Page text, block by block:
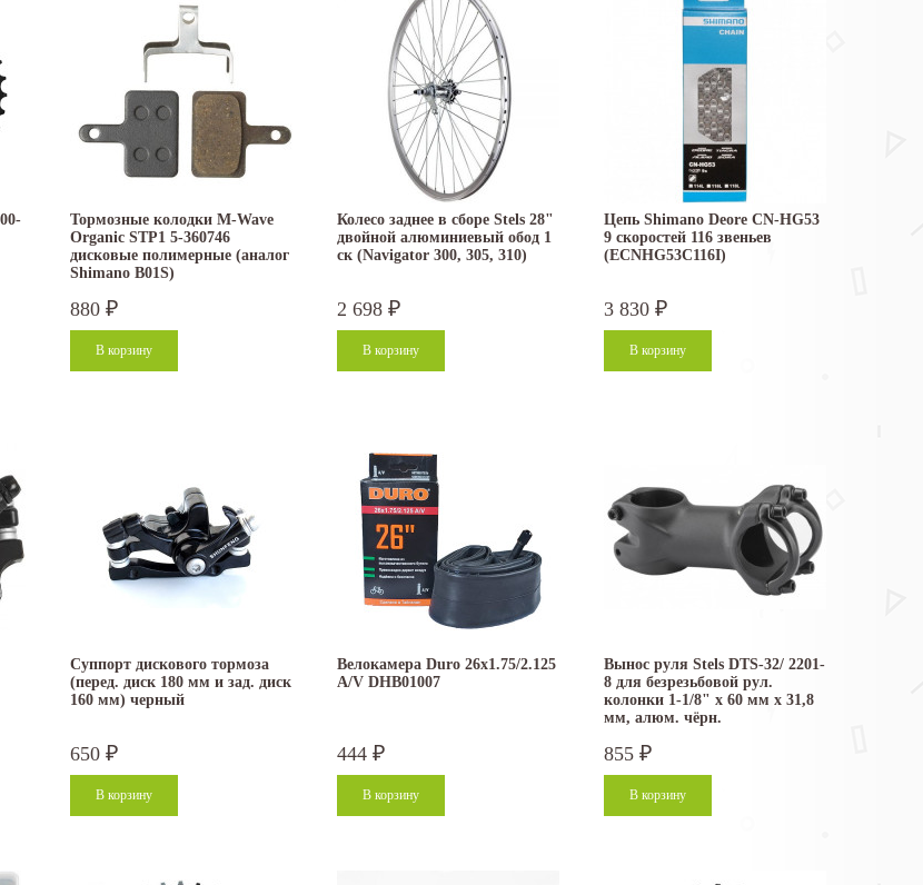
Тормозные колодки M-Wave
Organic STP1 5-360746
дисковые полимерные (аналог
Shimano B01S)
880 ₽
Колесо заднее в сборе Stels 28"
двойной алюминиевый обод 1
ск (Navigator 300, 305, 310)
2 698 ₽
Цепь Shimano Deore CN-HG53
9 скоростей 116 звеньев
(ECNHG53C116I)
3 830 ₽
Суппорт дискового тормоза
(перед. диск 180 мм и зад. диск
160 мм) черный
650 ₽
Велокамера Duro 26x1.75/2.125
А/V DHB01007
444 ₽
Вынос руля Stels DTS-32/ 2201-
8 для безрезьбовой рул.
колонки 1-1/8" x 60 мм x 31,8
мм, алюм. чёрн.
855 ₽